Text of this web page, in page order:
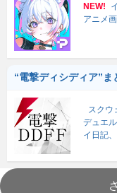
NEW!
アニメ
“電撃ディシディア”ま
スクウ
デュエ
イ日記